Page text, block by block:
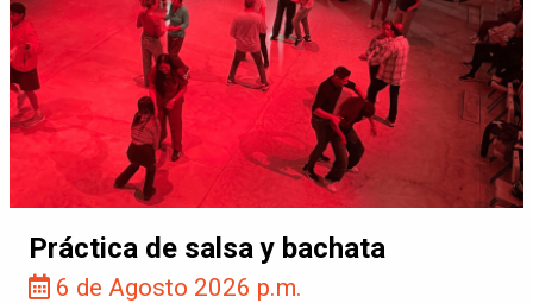
Práctica de salsa y bachata
6 de Agosto 2026 p.m.